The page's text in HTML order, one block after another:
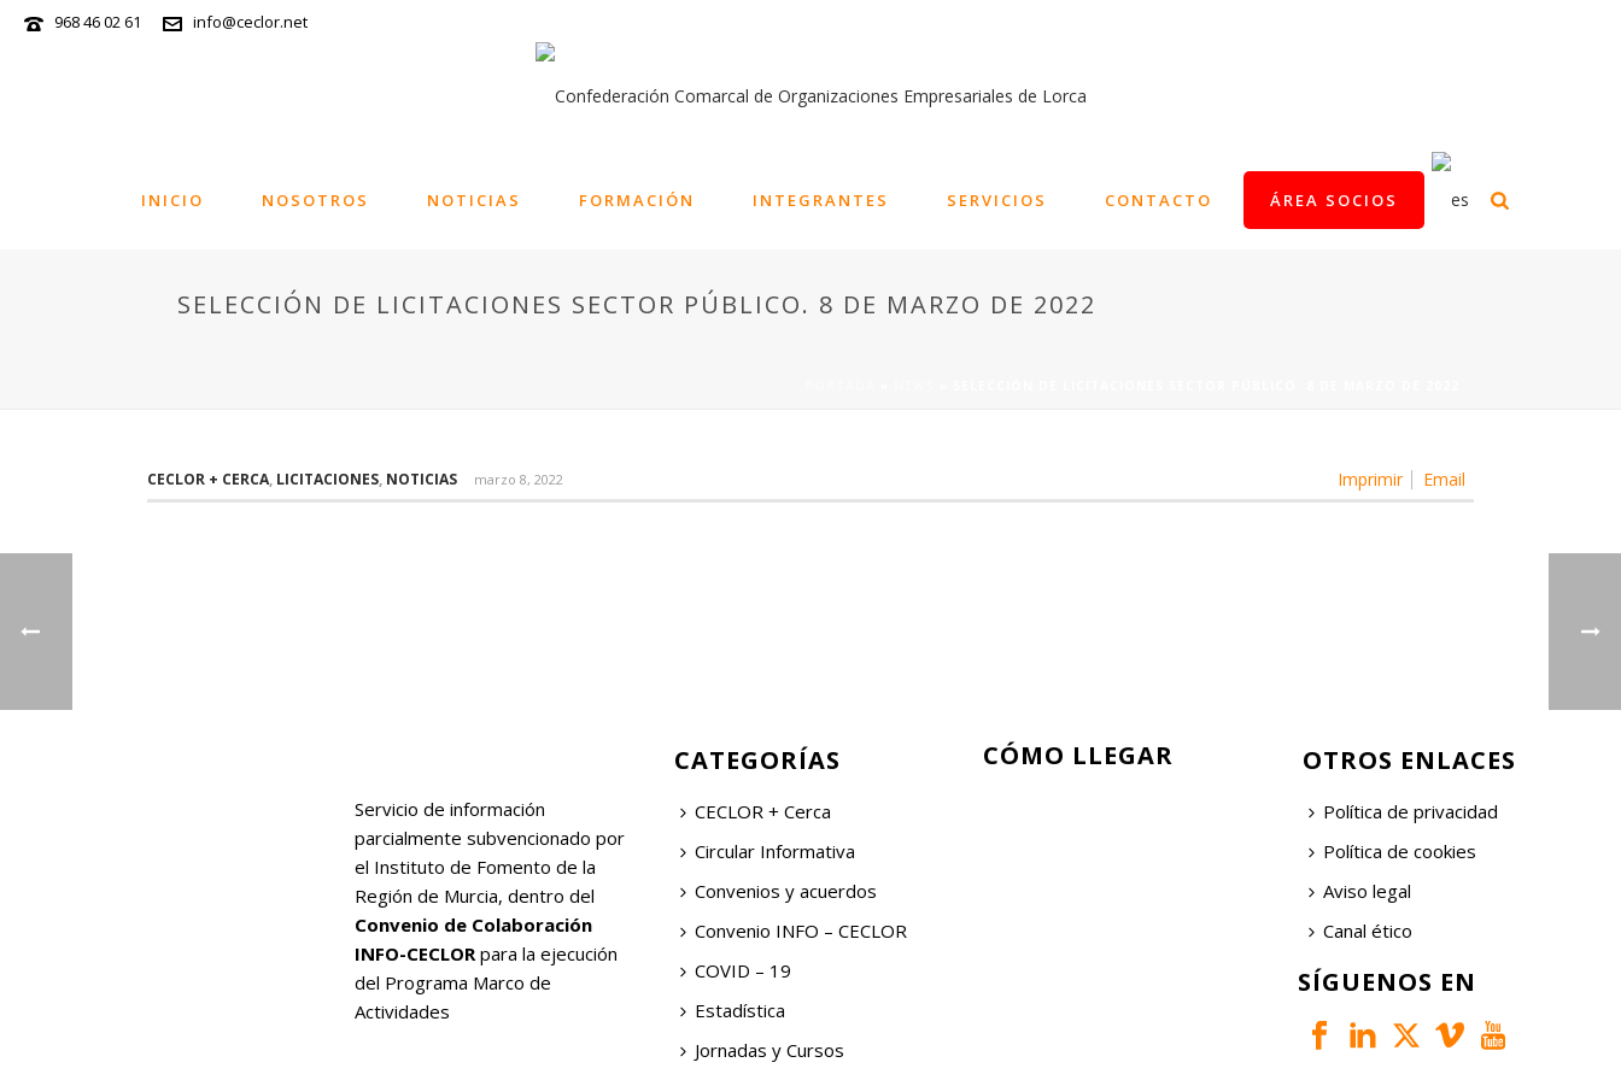
968 46 02 61 info@ceclor.net
INICIO NOSOTROS NOTICIAS FORMACIÓN INTEGRANTES SERVICIOS CONTACTO ÁREA SOCIOS
SELECCIÓN DE LICITACIONES SECTOR PÚBLICO. 8 DE MARZO DE 2022
Imprimir Email
CECLOR + CERCA, LICITACIONES, NOTICIAS marzo 8, 2022
Servicio de información
parcialmente subvencionado por
el Instituto de Fomento de la
Región de Murcia, dentro del
Convenio de Colaboración
INFO-CECLOR para la ejecución
del Programa Marco de
Actividades
CATEGORÍAS
CECLOR + Cerca
Circular Informativa
Convenios y acuerdos
Convenio INFO – CECLOR
COVID – 19
Estadística
Jornadas y Cursos
CÓMO LLEGAR OTROS ENLACES
Política de privacidad
Política de cookies
Aviso legal
Canal ético
SÍGUENOS EN